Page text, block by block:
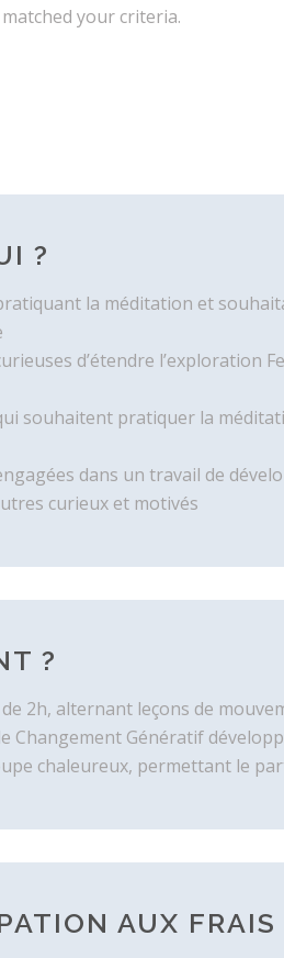
your criteria.
?
la méditation et
d’étendre l’exploration
souhaitent pratiquer la
dans un travail de
curieux et motivés
?
2h, alternant leçons de
Changement Génératif
chaleureux, permettant le
AUX FRAIS